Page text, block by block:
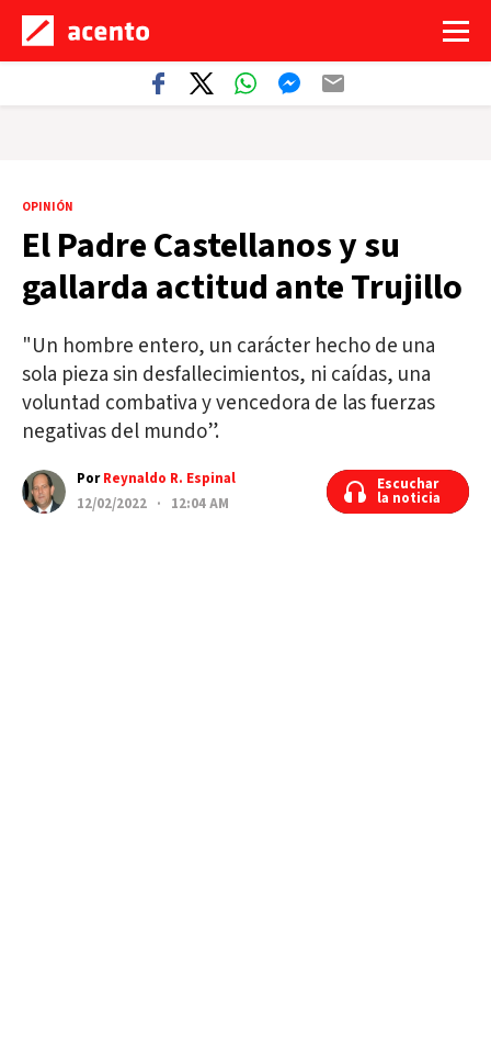
OPINIÓN
El Padre Castellanos y su
gallarda actitud ante Trujillo
"Un hombre entero, un carácter hecho de una
sola pieza sin desfallecimientos, ni caídas, una
voluntad combativa y vencedora de las fuerzas
negativas del mundo”.
PorReynaldo R. Espinal
12/02/2022 · 12:04 AM
Escuchar
la noticia
Escuchar
la noticia